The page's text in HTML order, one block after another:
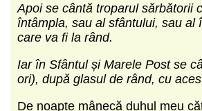
Apoi se cântă troparul sărbătorii
întâmpla, sau al sfântului, sau al
care va fi la rând.
Iar în Sfântul și Marele Post se
ori), după glasul de rând, cu
De noapte mânecă duhul meu